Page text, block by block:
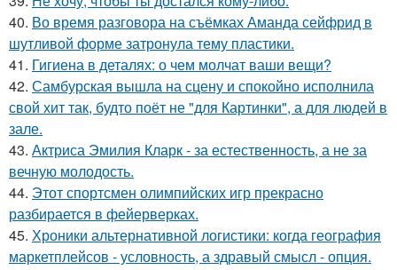
40. Во время разговора на съёмках Аманда сейфрид в
шутливой форме затронула тему пластики.
41. Гигиена в деталях: о чем молчат ваши вещи?
42. Самбурская вышла на сцену и спокойно исполнила
свой хит так, будто поёт не "для Картинки", а для людей в
зале.
43. Актриса Эмилия Кларк - за естественность, а не за
вечную молодость.
44. Этот спортсмен олимпийских игр прекрасно
разбирается в фейерверках.
45. Хроники альтернативной логистики: когда география
маркетплейсов - условность, а здравый смысл - опция.